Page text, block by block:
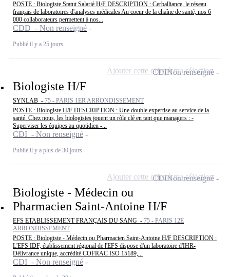
POSTE : Biologiste Statut Salarié H/F DESCRIPTION : Cerballiance, le réseau
français de laboratoires d'analyses médicales Au coeur de la chaîne de santé, nos 6
000 collaborateurs permettent à nos...
CDD - Non renseigné
Publié il y a 25 jours
Biologiste H/F
SYNLAB - 75 - PARIS 1ER ARRONDISSEMENT
POSTE : Biologiste H/F DESCRIPTION : Une double expertise au service de la
santé. Chez nous, les biologistes jouent un rôle clé en tant que managers : -
Superviser les équipes au quotidien -...
CDI - Non renseigné
Publié il y a plus de 30 jours
CDINon renseigné
Ajouter cette offre à ma sélection
Biologiste - Médecin ou
Pharmacien Saint-Antoine H/F
EFS ETABLISSEMENT FRANÇAIS DU SANG - 75 - PARIS 12E
ARRONDISSEMENT
POSTE : Biologiste - Médecin ou Pharmacien Saint-Antoine H/F DESCRIPTION :
L'EFS IDF, établissement régional de l'EFS dispose d'un laboratoire d'IHR-
Délivrance unique, accrédité COFRAC ISO 15189,...
CDI - Non renseigné
CDINon renseigné
Ajouter cette offre à ma sélection